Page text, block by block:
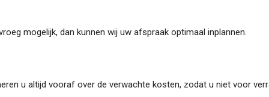
mogelijk, dan kunnen wij uw afspraak optimaal inplannen.
u altijd vooraf over de verwachte kosten, zodat u niet voor